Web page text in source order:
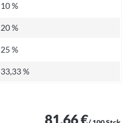
10 %
20 %
25 %
33,33 %
81,66 €